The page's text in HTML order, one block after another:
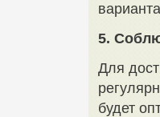
5.
Для
будет